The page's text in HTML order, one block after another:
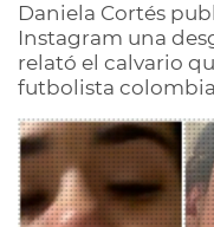
Daniela Cortés
Instagram una
relató el calvario
futbolista